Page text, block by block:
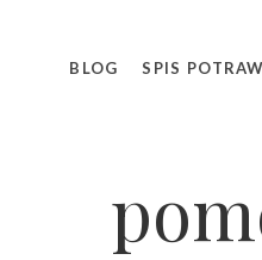
BLOG SPIS POTRAW